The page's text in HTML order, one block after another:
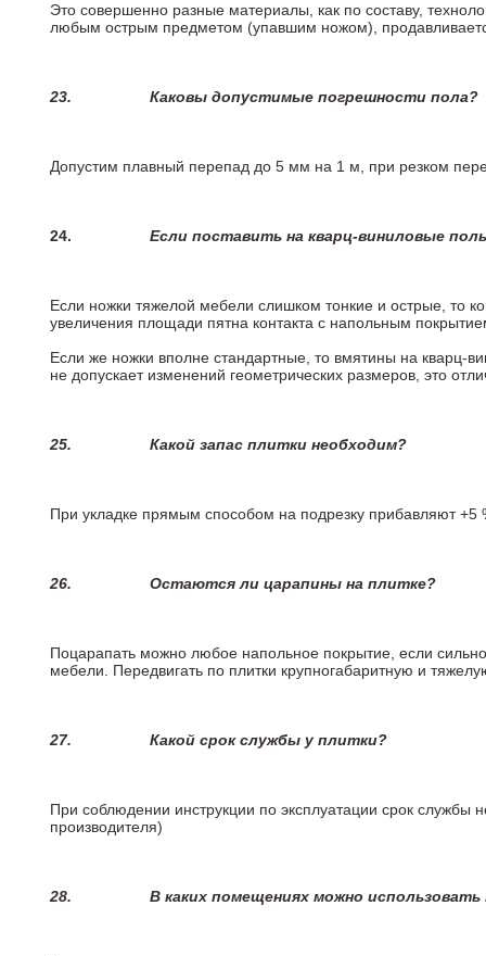
Это совершенно разные материалы, как по составу,
любым острым предметом (упавшим ножом),
23. Каковы допустимые погрешности пола?
Допустим плавный перепад до 5 мм на 1 м, при резком
24. Если поставить на кварц-виниловые
Если ножки тяжелой мебели слишком тонкие и острые, то
увеличения площади пятна контакта с напольным
Если же ножки вполне стандартные, то вмятины на кварц-
не допускает изменений геометрических размеров, это
25. Какой запас плитки необходим?
При укладке прямым способом на подрезку прибавляют +5
26. Остаются ли царапины на плитке?
Поцарапать можно любое напольное покрытие, если
мебели. Передвигать по плитки крупногабаритную и
27. Какой срок службы у плитки?
При соблюдении инструкции по эксплуатации срок
производителя)
28. В каких помещениях можно